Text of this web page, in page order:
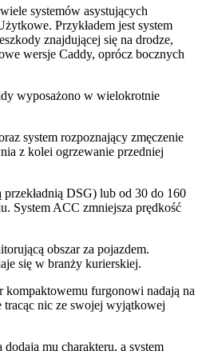
systemów asystujących
Przykładem jest system
znajdującej się na drodze,
wersje Caddy, oprócz bocznych
wyposażono w wielokrotnie
system rozpoznający zmęczenie
z kolei ogrzewanie przedniej
DSG) lub od 30 do 160
System ACC zmniejsza prędkość
obszar za pojazdem.
się w branży kurierskiej.
kompaktowemu furgonowi nadają na
nic ze swojej wyjątkowej
mu charakteru, a system